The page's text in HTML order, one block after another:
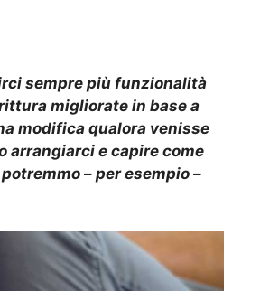
sempre più funzionalità
migliorate in base a
modifica qualora venisse
arrangiarci e capire come
– per esempio –